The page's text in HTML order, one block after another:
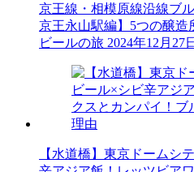
京王線・相模原線沿線ブ
京王永山駅編】5つの醸造
ビールの旅 2024年12月27日
【水道橋】東京ドームシ